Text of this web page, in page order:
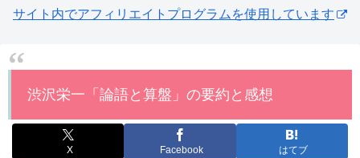
サイト内でアフィリエイトプログラムを使用しています
渋沢栄一「論語と算盤」の要約と感想
X Facebook はてブ